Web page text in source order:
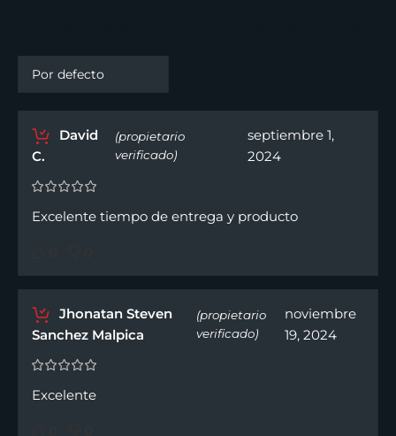
David
C.
(propietario
verificado)
septiembre 1,
2024
Excelente tiempo de entrega y producto
Jhonatan Steven
Sanchez Malpica
(propietario
verificado)
noviembre
19, 2024
Excelente